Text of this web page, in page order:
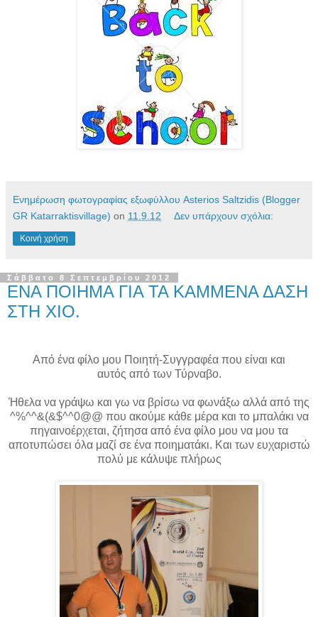
Ενημέρωση φωτογραφίας εξωφύλλου Asterios Saltzidis (Blogger
GR Katarraktisvillage) on 11.9.12 Δεν υπάρχουν σχόλια:
Κοινή χρήση
Σάββατο 8 Σεπτεμβρίου 2012
ΕΝΑ ΠΟΙΗΜΑ ΓΙΑ ΤΑ ΚΑΜΜΕΝΑ ΔΑΣΗ
ΣΤΗ ΧΙΟ.
Από ένα φίλο μου Ποιητή-Συγγραφέα που είναι και
αυτός από των Τύρναβο.
Ήθελα να γράψω και γω να βρίσω να φωνάξω αλλά από της
^%^^&(&$^^0@@ που ακούμε κάθε μέρα και το μπαλάκι να
πηγαινοέρχεται, ζήτησα από ένα φίλο μου να μου τα
αποτυπώσει όλα μαζί σε ένα ποιηματάκι. Και των ευχαριστώ
πολύ με κάλυψε πλήρως